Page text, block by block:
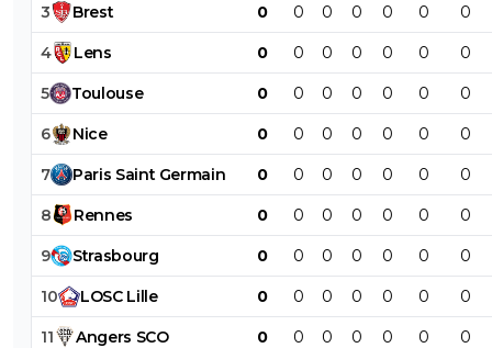
3 Brest 0 0 0 0 0 0 0
4 Lens 0 0 0 0 0 0 0
5 Toulouse 0 0 0 0 0 0 0
6 Nice 0 0 0 0 0 0 0
7 Paris Saint Germain 0 0 0 0 0 0 0
8 Rennes 0 0 0 0 0 0 0
9 Strasbourg 0 0 0 0 0 0 0
10 LOSC Lille 0 0 0 0 0 0 0
11 Angers SCO 0 0 0 0 0 0 0